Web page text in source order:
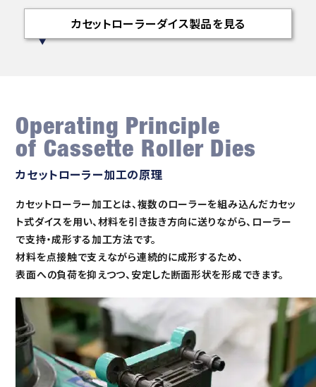
カセットローラーダイス製品を見る
Operating Principle
of Cassette Roller Dies
カセットローラー加工の原理
カセットローラー加工とは、複数のローラーを組み込んだカセッ
ト式ダイスを用い、材料を引き抜き方向に送りながら、ローラー
で支持・成形する加工方法です。
材料を点接触で支えながら連続的に成形するため、
表面への負荷を抑えつつ、安定した断面形状を形成できます。